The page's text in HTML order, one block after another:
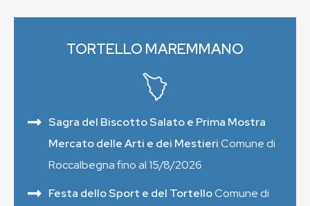
TORTELLO MAREMMANO
Sagra del Biscotto Salato e Prima Mostra
Mercato delle Arti e dei MestieriComune di
Roccalbegna fino al 15/8/2026
Festa dello Sport e del TortelloComune di